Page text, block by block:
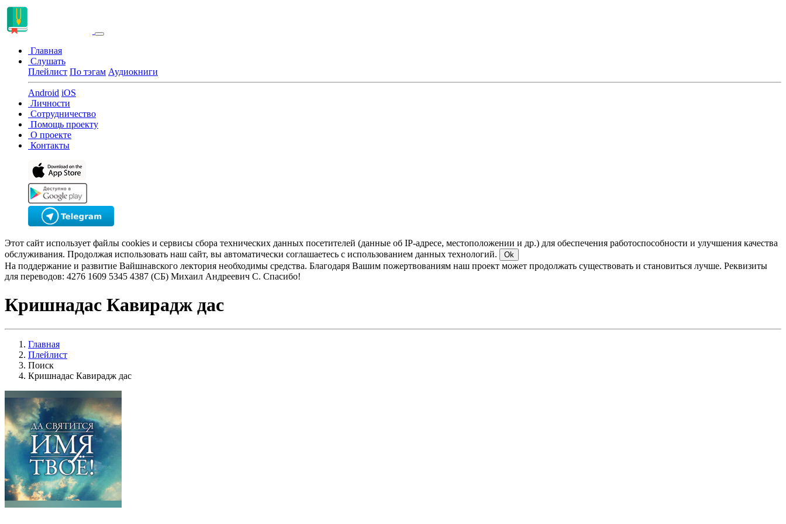
Главная
Слушать
Плейлист По тэгам Аудиокниги
Android iOS
Личности
Сотрудничество
Помощь проекту
О проекте
Контакты
Этот сайт использует файлы cookies и сервисы сбора технических данных посетителей (данные об IP-адресе, местоположении и др.) для обеспечения работоспособности и улучшения качества
обслуживания. Продолжая использовать наш сайт, вы автоматически соглашаетесь с использованием данных технологий.
Ok
На поддержание и развитие Вайшнавского лектория необходимы средства. Благодаря Вашим пожертвованиям наш проект может продолжать существовать и становиться лучше. Реквизиты
для переводов: 4276 1609 5345 4387 (СБ) Михаил Андреевич С. Спасибо!
Кришнадас Кавирадж дас
Главная
Плейлист
Поиск
Кришнадас Кавирадж дас